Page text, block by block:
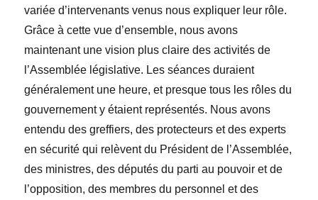
variée d’intervenants venus nous expliquer leur rôle.
Grâce à cette vue d’ensemble, nous avons
maintenant une vision plus claire des activités de
l’Assemblée législative. Les séances duraient
généralement une heure, et presque tous les rôles du
gouvernement y étaient représentés. Nous avons
entendu des greffiers, des protecteurs et des experts
en sécurité qui relèvent du Président de l’Assemblée,
des ministres, des députés du parti au pouvoir et de
l’opposition, des membres du personnel et des